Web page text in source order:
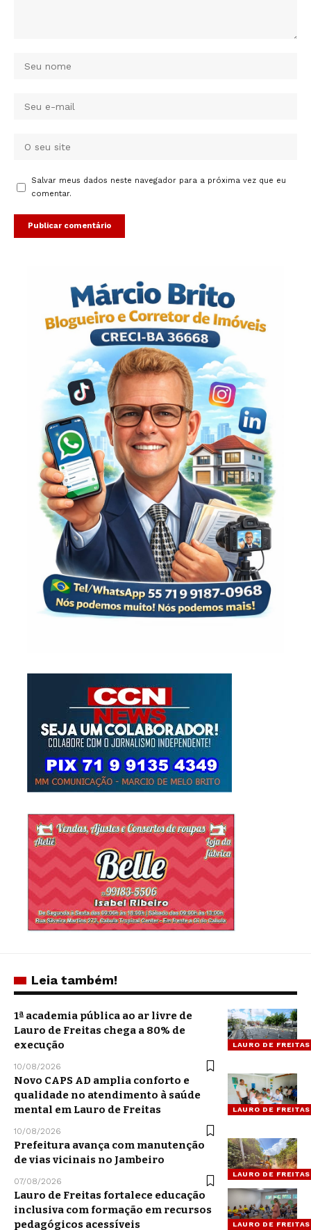
Salvar meus dados neste navegador para a próxima vez que eu
comentar.
Leia também!
LAURO DE FREITAS
1ª academia pública ao ar livre de
Lauro de Freitas chega a 80% de
execução
10/08/2026
LAURO DE FREITAS
Novo CAPS AD amplia conforto e
qualidade no atendimento à saúde
mental em Lauro de Freitas
10/08/2026
LAURO DE FREITAS
Prefeitura avança com manutenção
de vias vicinais no Jambeiro
07/08/2026
LAURO DE FREITAS
Lauro de Freitas fortalece educação
inclusiva com formação em recursos
pedagógicos acessíveis